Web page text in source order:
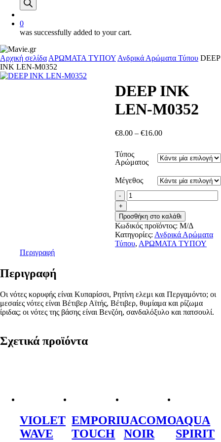
0
was successfully added to your cart.
Αρχική σελίδα ΑΡΩΜΑΤΑ ΤΥΠΟΥ Ανδρικά Αρώματα Τύπου DEEP
INK LEN-M0352
DEEP INK
LEN-M0352
€8.00 – €16.00Price
through
Τύπος
Αρώματος
Μέγεθος
DEEP
INK
LEN-
M0352
ποσότητα
Προσθήκη στο καλάθι
Κωδικός προϊόντος: Μ/Δ
Κατηγορίες: Ανδρικά Αρώματα
Τύπου, ΑΡΩΜΑΤΑ ΤΥΠΟΥ
Περιγραφή
Περιγραφή
Οι νότες κορυφής είναι Κυπαρίσσι, Ρητίνη ελεμι και Περγαμόντο; οι
μεσαίες νότες είναι Βέτιβερ Αϊτής, Βέτιβερ, θυμίαμα και ρίζωμα
ίριδας; οι νότες της βάσης είναι Βενζόη, σανδαλόξυλο και πατσουλί.
Σχετικά προϊόντα
VIOLET
WAVE
EMPORIUM
TOUCH
JACOMO
NOIR
AQUA
SPIRIT